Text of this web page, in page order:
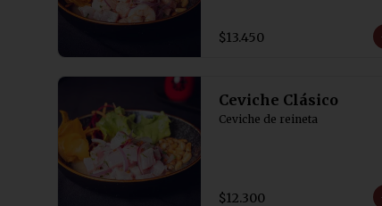
$13.450
Ceviche Clásico
Ceviche de reineta
$12.300